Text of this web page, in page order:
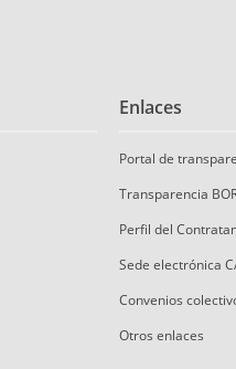
Enlaces
Portal de
Transparencia
Perfil del
Sede electrónica
Convenios
Otros enlaces